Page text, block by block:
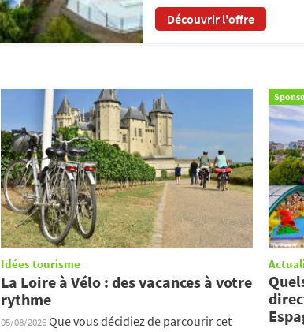
Découvrir l'offre
Idées tourisme
La Loire à Vélo : des vacances à votre
rythme
05/08/2026Que vous décidiez de parcourir cet